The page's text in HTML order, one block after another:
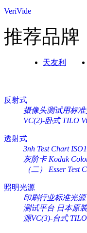
VeriVide
推荐品牌
天友利
反射式
摄像头测试用标准
VC(2)-卧式 TILO
透射式
3nh Test Chart
灰阶卡 Kodak
（二） Esser Test
照明光源
印刷行业标准光
测试平台 日本原
源VC(3)-台式